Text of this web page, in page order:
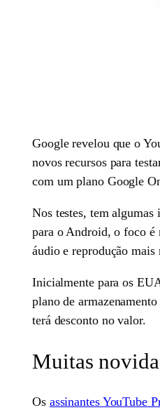
Google revelou que o
novos recursos para
com um plano Google
Nos testes, tem algumas
para o Android, o foco é
áudio e reprodução mais
Inicialmente para os
plano de
terá desconto no valor.
Muitas
Os assinantes YouTube